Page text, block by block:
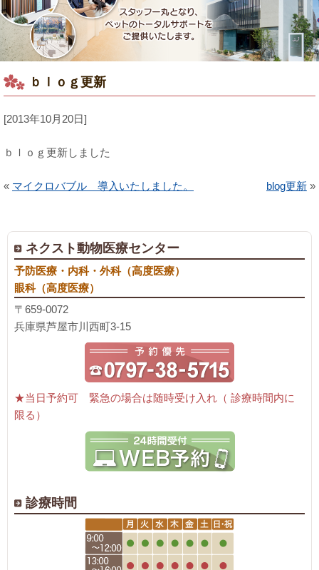
ｂｌｏｇ更新
[2013年10月20日]
ｂｌｏｇ更新しました
« マイクロバブル 導入いたしました。 blog更新 »
ネクスト動物医療センター
予防医療・内科・外科（高度医療）
眼科（高度医療）
〒659-0072
兵庫県芦屋市川西町3-15
★当日予約可 緊急の場合は随時受け入れ（ 診療時間内に
限る）
診療時間